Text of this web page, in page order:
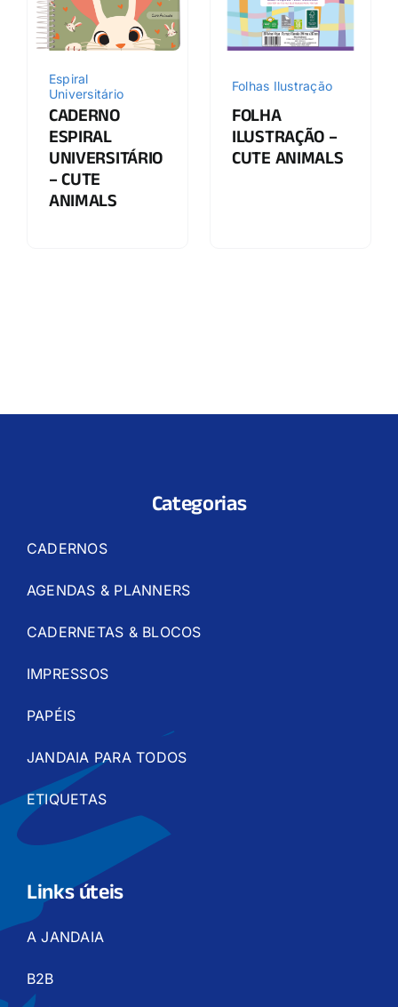
Espiral
Universitário
CADERNO
ESPIRAL
UNIVERSITÁRIO
– CUTE
ANIMALS
Folhas Ilustração
FOLHA
ILUSTRAÇÃO –
CUTE ANIMALS
Categorias
CADERNOS
AGENDAS & PLANNERS
CADERNETAS & BLOCOS
IMPRESSOS
PAPÉIS
JANDAIA PARA TODOS
ETIQUETAS
Links úteis
A JANDAIA
B2B